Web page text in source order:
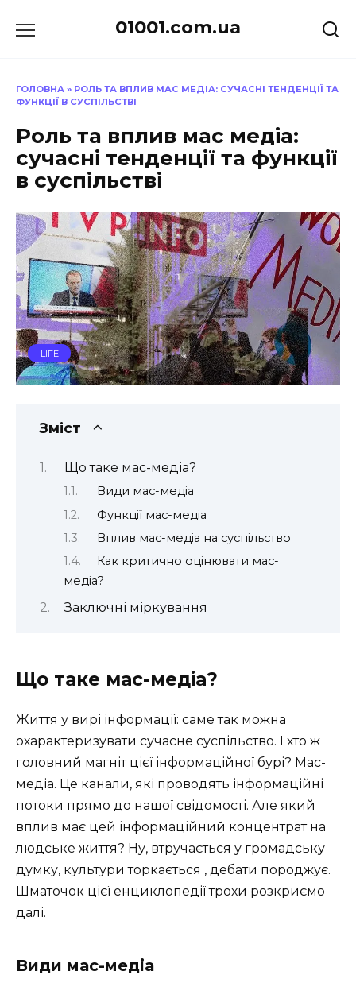
до
01001.com.ua
ГОЛОВНА » РОЛЬ ТА ВПЛИВ МАС МЕДІА: СУЧАСНІ ТЕНДЕНЦІЇ ТА
ФУНКЦІЇ В СУСПІЛЬСТВІ
Роль та вплив мас медіа:
сучасні тенденції та функції
в суспільстві
LIFE
Зміст
Що таке мас-медіа?
Види мас-медіа
Функції мас-медіа
Вплив мас-медіа на суспільство
Как критично оцінювати мас-
медіа?
Заключні міркування
Що таке мас-медіа?
Життя у вирі інформації: саме так можна
охарактеризувати сучасне суспільство. І хто ж
головний магніт цієї інформаційної бурі? Мас-
медіа. Це канали, які проводять інформаційні
потоки прямо до нашої свідомості. Але який
вплив має цей інформаційний концентрат на
людське життя? Ну, втручається у громадську
думку, культури торкається , дебати породжує.
Шматочок цієї енциклопедії трохи розкриємо
далі.
Види мас-медіа